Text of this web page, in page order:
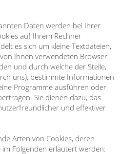
Daten werden bei Ihrer
auf Ihrem Rechner
es sich um kleine Textdateien,
Ihnen verwendeten Browser
und durch welche der Stelle,
uns), bestimmte Informationen
Programme ausführen oder
Sie dienen dazu, das
und effektiver
Arten von Cookies, deren
Folgenden erläutert werden: